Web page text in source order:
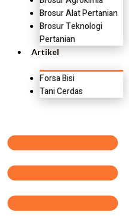
Brosur Alat Pertanian
Brosur Teknologi
Pertanian
Artikel
Forsa Bisi
Tani Cerdas